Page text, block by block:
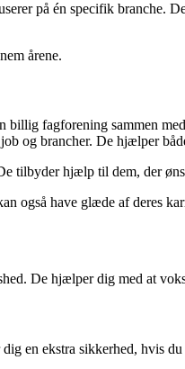
på én specifik branche.
årene.
fagforening sammen
og brancher. De hjælper
tilbyder hjælp til dem, der
også have glæde af deres
De hjælper dig med at
en ekstra sikkerhed, hvis